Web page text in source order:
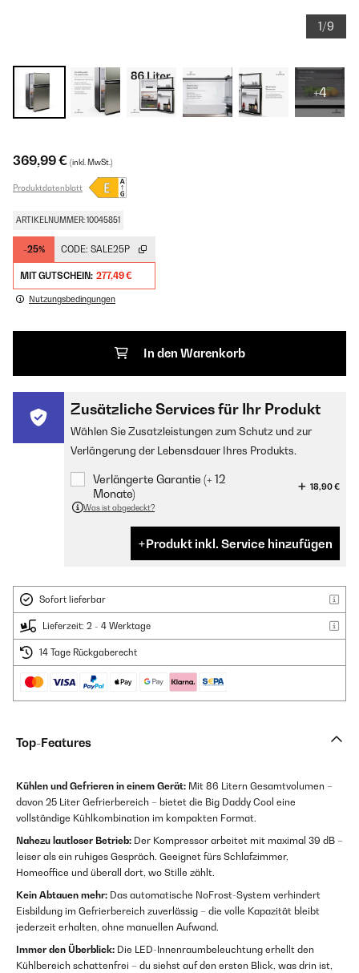
1/9
+4
369,99 € (inkl. MwSt.)
Produktdatenblatt
ARTIKELNUMMER: 10045851
-25% CODE: SALE25P
MIT GUTSCHEIN: 277,49 €
Nutzungsbedingungen
In den Warenkorb
Zusätzliche Services für Ihr Produkt
Wählen Sie Zusatzleistungen zum Schutz und zur
Verlängerung der Lebensdauer Ihres Produkts.
Verlängerte Garantie (+ 12
Monate)
18,90 €
Was ist abgedeckt?
Produkt inkl. Service hinzufügen
Sofort lieferbar
Lieferzeit: 2 - 4 Werktage
14 Tage Rückgaberecht
Top-Features
Kühlen und Gefrieren in einem Gerät: Mit 86 Litern Gesamtvolumen –
davon 25 Liter Gefrierbereich – bietet die Big Daddy Cool eine
vollständige Kühlkombination im kompakten Format.
Nahezu lautloser Betrieb: Der Kompressor arbeitet mit maximal 39 dB –
leiser als ein ruhiges Gespräch. Geeignet fürs Schlafzimmer,
Homeoffice und überall dort, wo Stille zählt.
Kein Abtauen mehr: Das automatische NoFrost-System verhindert
Eisbildung im Gefrierbereich zuverlässig – die volle Kapazität bleibt
jederzeit erhalten, ohne manuellen Aufwand.
Immer den Überblick: Die LED-Innenraumbeleuchtung erhellt den
Kühlbereich schattenfrei – du siehst auf den ersten Blick, was drin ist,